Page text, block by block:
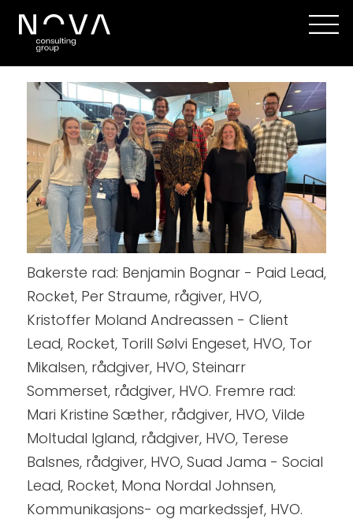
Bakerste rad: Benjamin Bognar - Paid Lead,
Rocket, Per Straume, rågiver, HVO,
Kristoffer Moland Andreassen - Client
Lead, Rocket, Torill Sølvi Engeset, HVO, Tor
Mikalsen, rådgiver, HVO, Steinarr
Sommerset, rådgiver, HVO. Fremre rad:
Mari Kristine Sæther, rådgiver, HVO, Vilde
Moltudal Igland, rådgiver, HVO, Terese
Balsnes, rådgiver, HVO, Suad Jama - Social
Lead, Rocket, Mona Nordal Johnsen,
Kommunikasjons- og markedssjef, HVO.